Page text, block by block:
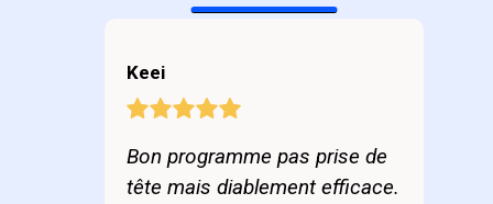
Keei
Bon programme pas prise de
tête mais diablement efficace.